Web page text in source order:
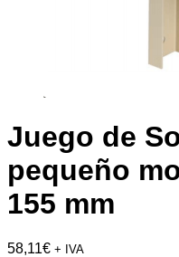
Juego de
pequeño
155 mm
58,11€ + IVA